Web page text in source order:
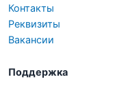
Контакты
Реквизиты
Вакансии
Поддержка